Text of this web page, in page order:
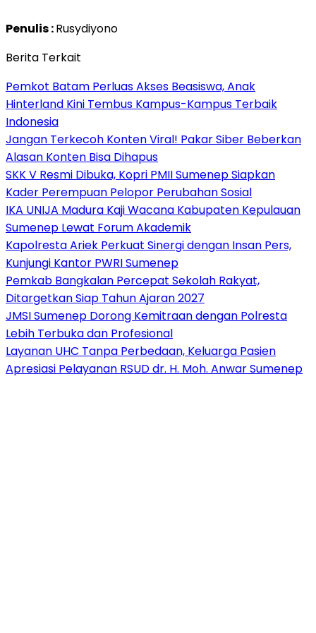
Penulis :Rusydiyono
Berita Terkait
Pemkot Batam Perluas Akses Beasiswa, Anak
Hinterland Kini Tembus Kampus-Kampus Terbaik
Indonesia
Jangan Terkecoh Konten Viral! Pakar Siber Beberkan
Alasan Konten Bisa Dihapus
SKK V Resmi Dibuka, Kopri PMII Sumenep Siapkan
Kader Perempuan Pelopor Perubahan Sosial
IKA UNIJA Madura Kaji Wacana Kabupaten Kepulauan
Sumenep Lewat Forum Akademik
Kapolresta Ariek Perkuat Sinergi dengan Insan Pers,
Kunjungi Kantor PWRI Sumenep
Pemkab Bangkalan Percepat Sekolah Rakyat,
Ditargetkan Siap Tahun Ajaran 2027
JMSI Sumenep Dorong Kemitraan dengan Polresta
Lebih Terbuka dan Profesional
Layanan UHC Tanpa Perbedaan, Keluarga Pasien
Apresiasi Pelayanan RSUD dr. H. Moh. Anwar Sumenep